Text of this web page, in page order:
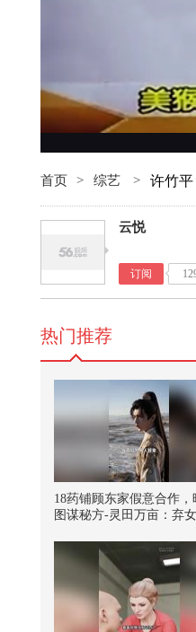
首页 > 综艺 > 许竹
云悦
订阅
热门推荐
18药铺顾东家假意合作，
图谋秘方-灵田万亩：弃